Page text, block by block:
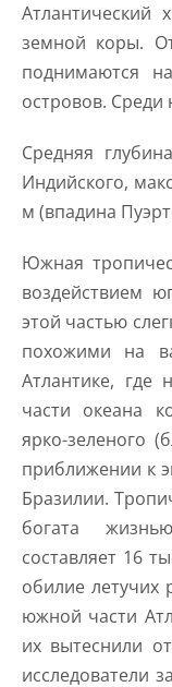
Атлантический
земной коры.
поднимаются
островов.
Средняя
Индийского,
м (впадина
Южная
воздействием
этой частью
похожими на
Атлантике, где
части океана
ярко-зеленого
приближении к
Бразилии.
богата
составляет 16
обилие
южной части
их вытеснили
исследователи